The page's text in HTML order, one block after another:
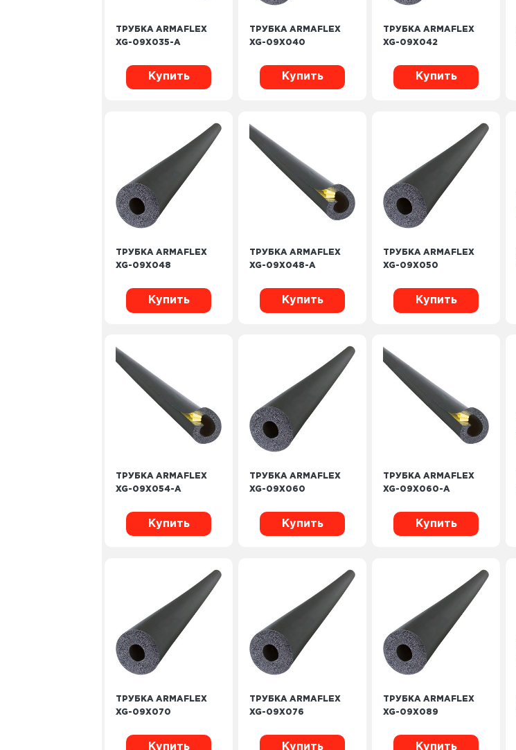
ТРУБКА ARMAFLEX
XG-09X035-A
Купить
ТРУБКА ARMAFLEX
XG-09X040
Купить
ТРУБКА ARMAFLEX
XG-09X042
Купить
ТРУБКА ARMAFLEX
XG-09X048
Купить
ТРУБКА ARMAFLEX
XG-09X048-A
Купить
ТРУБКА ARMAFLEX
XG-09X050
Купить
ТРУБКА ARMAFLEX
XG-09X054-A
Купить
ТРУБКА ARMAFLEX
XG-09X060
Купить
ТРУБКА ARMAFLEX
XG-09X060-A
Купить
ТРУБКА ARMAFLEX
XG-09X070
Купить
ТРУБКА ARMAFLEX
XG-09X076
Купить
ТРУБКА ARMAFLEX
XG-09X089
Купить